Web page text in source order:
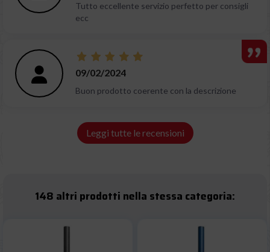
Tutto eccellente servizio perfetto per consigli
ecc
09/02/2024
Buon prodotto coerente con la descrizione
Leggi tutte le recensioni
148 altri prodotti nella stessa categoria: